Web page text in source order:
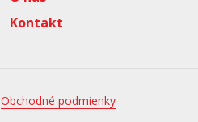
Kontakt
Obchodné podmienky